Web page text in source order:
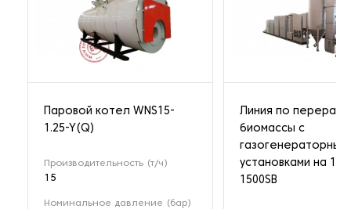
Паровой котел WNS15-
1.25-Y(Q)
Производительность (т/ч)
15
Номинальное давление (бар)
Линия по
биомассы с
установками на 1
1500SB